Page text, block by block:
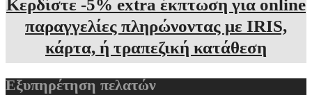
Κερδίστε -5% extra έκπτωση για online
παραγγελίες πληρώνοντας με IRIS,
κάρτα, ή τραπεζική κατάθεση
Εξυπηρέτηση πελατών